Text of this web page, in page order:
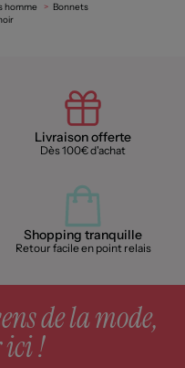
homme
Bonnets
Livraison offerte
Dès 100€ d'achat
Shopping tranquille
Retour facile en point relais
de la mode,
ici !